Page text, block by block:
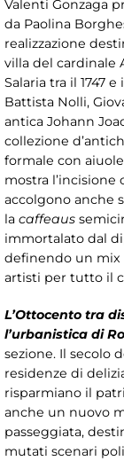
Valenti Gonzaga
da Paolina
realizzazione
villa del cardinale
Salaria tra il 1747
Battista Nolli,
antica Johann
collezione
formale con
mostra l’incisione
accolgono anche
la caffeaus
immortalato dal
definendo un mix
artisti per tutto il
L’Ottocento tra
l’urbanistica di
sezione. Il secolo
residenze di
risparmiano il
anche un nuovo
passeggiata,
mutati scenari